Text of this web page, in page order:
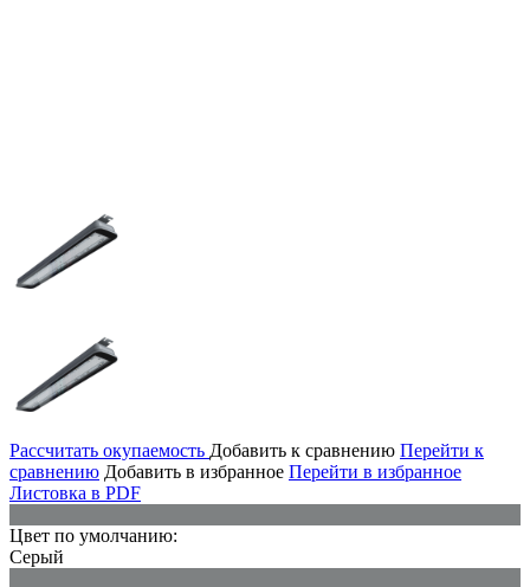
Рассчитать окупаемость Добавить к сравнению Перейти к
сравнению Добавить в избранное Перейти в избранное
Листовка в PDF
Цвет по умолчанию:
Серый